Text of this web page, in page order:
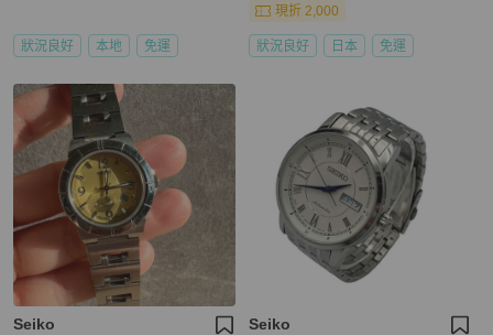
狀況良好 本地 免運
現折 2,000
狀況良好 日本 免運
Seiko Seiko